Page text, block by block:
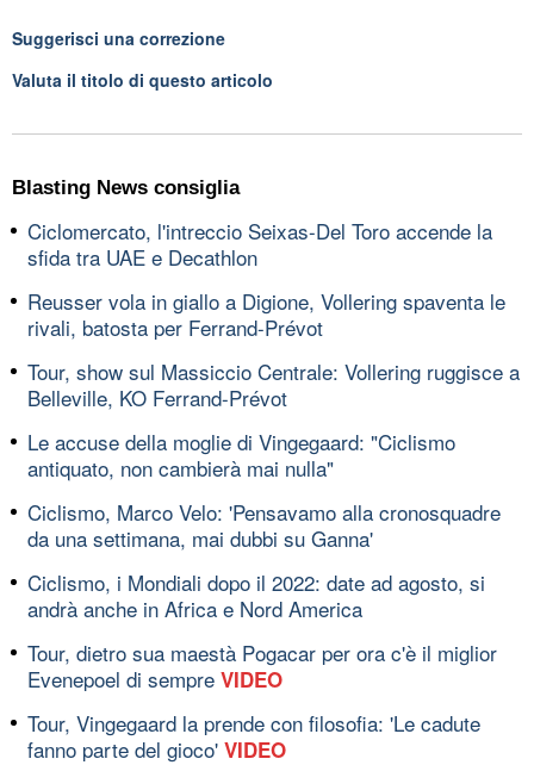
Suggerisci una correzione
Valuta il titolo di questo articolo
Blasting News consiglia
Ciclomercato, l'intreccio Seixas-Del Toro accende la
sfida tra UAE e Decathlon
Reusser vola in giallo a Digione, Vollering spaventa le
rivali, batosta per Ferrand-Prévot
Tour, show sul Massiccio Centrale: Vollering ruggisce a
Belleville, KO Ferrand-Prévot
Le accuse della moglie di Vingegaard: "Ciclismo
antiquato, non cambierà mai nulla"
Ciclismo, Marco Velo: 'Pensavamo alla cronosquadre
da una settimana, mai dubbi su Ganna'
Ciclismo, i Mondiali dopo il 2022: date ad agosto, si
andrà anche in Africa e Nord America
Tour, dietro sua maestà Pogacar per ora c'è il miglior
Evenepoel di sempre VIDEO
Tour, Vingegaard la prende con filosofia: 'Le cadute
fanno parte del gioco' VIDEO